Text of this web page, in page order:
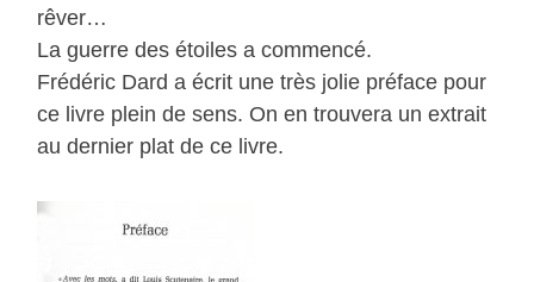
rêver…
La guerre des étoiles a commencé.
Frédéric Dard a écrit une très jolie préface pour
ce livre plein de sens. On en trouvera un extrait
au dernier plat de ce livre.